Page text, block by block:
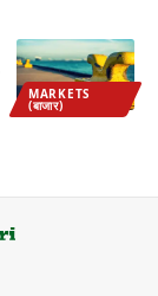
MARKETS
(बाजार)